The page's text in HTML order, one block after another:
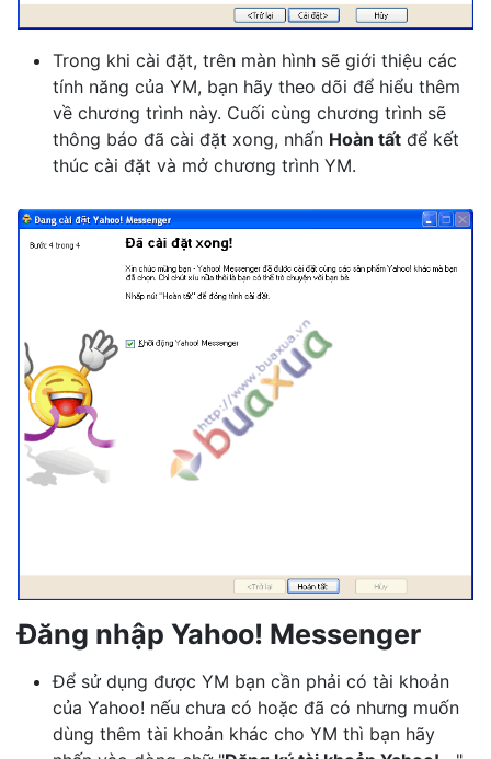
Trong khi cài đặt, trên màn hình sẽ giới thiệu các
tính năng của YM, bạn hãy theo dõi để hiểu thêm
về chương trình này. Cuối cùng chương trình sẽ
thông báo đã cài đặt xong, nhấn Hoàn tất để kết
thúc cài đặt và mở chương trình YM.
Đăng nhập Yahoo! Messenger
Để sử dụng được YM bạn cần phải có tài khoản
của Yahoo! nếu chưa có hoặc đã có nhưng muốn
dùng thêm tài khoản khác cho YM thì bạn hãy